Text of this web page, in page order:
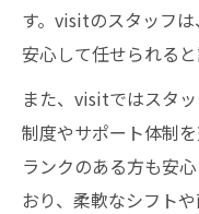
す。visitのスタッフは
安心して任せられると
また、visitではスタ
制度やサポート体制
ランクのある方も安
おり、柔軟なシフト